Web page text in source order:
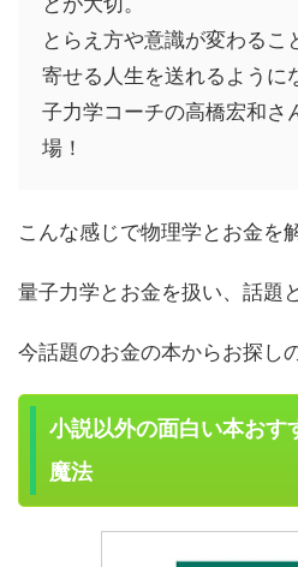
とらえ方や意識が変わるこ
寄せる人生を送れるように
子力学コーチの高橋宏和さ
場！
こんな感じで物理学とお金を
量子力学とお金を扱い、話題
今話題のお金の本からお探し
小説以外の面白い本お
魔法